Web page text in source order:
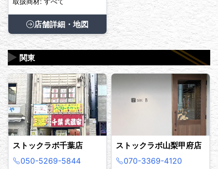
店舗詳細・地図
関東
▶
ストックラボ千葉店
050-5269-5844
ストックラボ山梨甲府店
070-3369-4120